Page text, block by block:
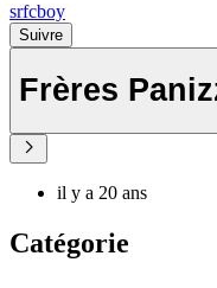
srfcboy
Suivre
Frères
il y a 20 ans
Catégorie